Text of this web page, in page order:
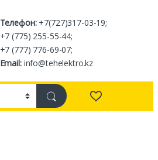
Телефон:+7(727)317-03-19;
+7 (775) 255-55-44;
+7 (777) 776-69-07;
Email:info@tehelektro.kz